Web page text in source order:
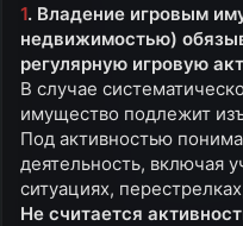
1. Владение игровым
недвижимостью)
регулярную игровую
В случае
имущество подлежит
Под активностью
деятельность, включая
ситуациях,
Не считается